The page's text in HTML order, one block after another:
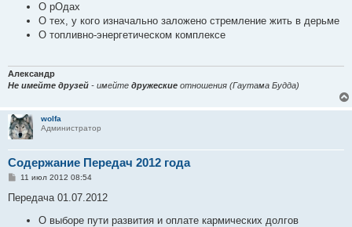
О рОдах
О тех, у кого изначально заложено стремление жить в дерьме
О топливно-энергетическом комплексе
Александр
Не имейте друзей - имейте дружеские отношения (Гаутама Будда)
wolfa
Администратор
Содержание Передач 2012 года
С
о
б
11 июл 2012 08:54
Передача 01.07.2012
О выборе пути развития и оплате кармических долгов